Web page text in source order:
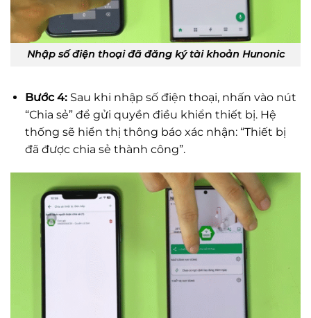
Nhập số điện thoại đã đăng ký tài khoản Hunonic
Bước 4:Sau khi nhập số điện thoại, nhấn vào nút
“Chia sẻ” để gửi quyền điều khiển thiết bị. Hệ
thống sẽ hiển thị thông báo xác nhận: “Thiết bị
đã được chia sẻ thành công”.